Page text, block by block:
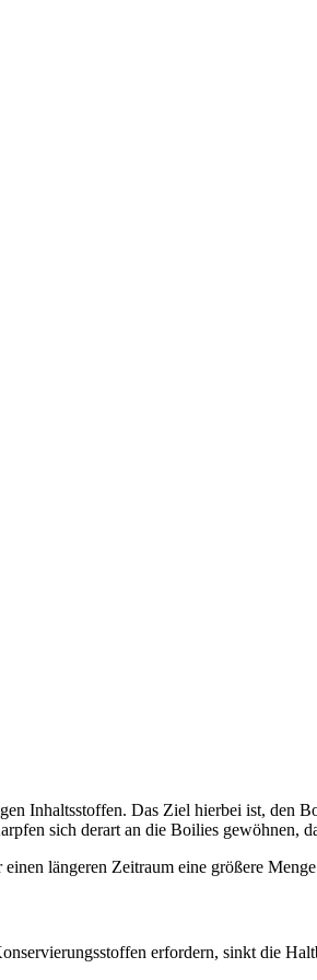
Inhaltsstoffen. Das Ziel hierbei ist, den
sich derart an die Boilies gewöhnen,
längeren Zeitraum eine größere
erfordern, sinkt die